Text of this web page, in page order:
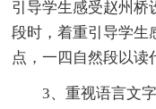
引导学生感受赵州桥
段时，着重引导学生
点，一四自然段以读
3、重视语言文字